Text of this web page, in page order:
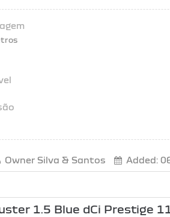
Owner Silva & Santos Added:
1.5 Blue dCi Prestige